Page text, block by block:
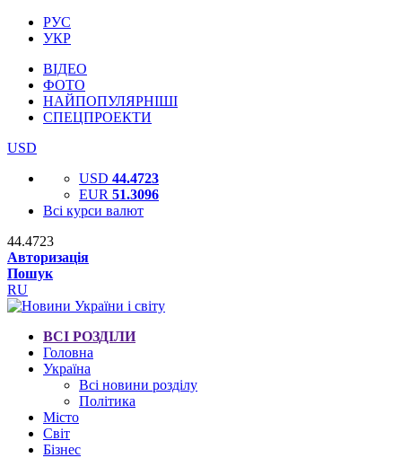
РУС
УКР
ВІДЕО
ФОТО
НАЙПОПУЛЯРНІШІ
СПЕЦПРОЕКТИ
USD
USD 44.4723
EUR 51.3096
Всі курси валют
44.4723
Авторизація
Пошук
RU
ВСІ РОЗДІЛИ
Головна
Україна
Всі новини розділу
Політика
Місто
Світ
Бізнес